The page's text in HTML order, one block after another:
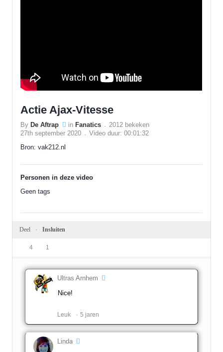
Actie Ajax-Vitesse
By De Aftrap in Fanatics
2012 bekeken
27th september 2020
Video duur: 00:01:32
Bron: vak212.nl
Personen in deze video
Geen tags
Deel Insluiten
4 1
Ultras Arnhem
Nice!
Leuk ️ 5 jaren
Linda